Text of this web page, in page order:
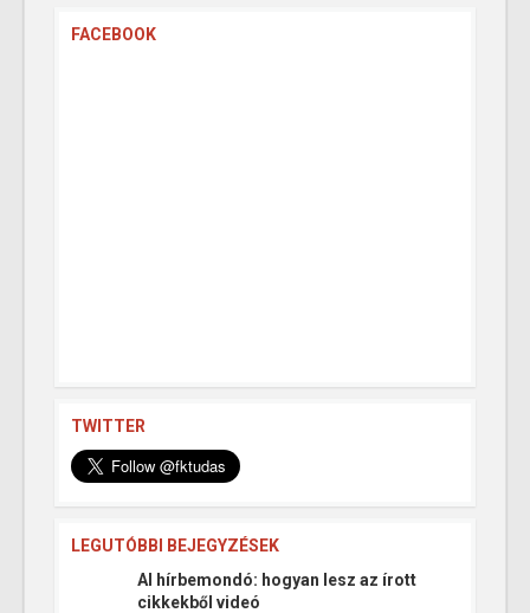
FACEBOOK
TWITTER
LEGUTÓBBI BEJEGYZÉSEK
AI hírbemondó: hogyan lesz az írott
cikkekből videó